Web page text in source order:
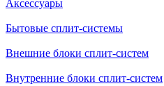
Аксессуары
Бытовые сплит-системы
Внешние блоки сплит-систем
Внутренние блоки сплит-систем